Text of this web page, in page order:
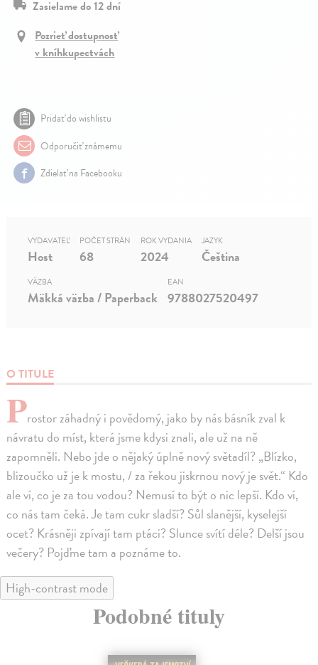
Zasielame do 12 dní
Pozrieť dostupnosť
v kníhkupectvách
Pridať do wishlistu
Odporučiť známemu
Zdielať na Facebooku
O TITULE
Prostor záhadný i povědomý, jako by nás básník zval k
návratu do míst, která jsme kdysi znali, ale už na ně
zapomněli. Nebo jde o nějaký úplně nový světadíl? „Blízko,
blizoučko už je k mostu, / za řekou jiskrnou nový je svět.“ Kdo
ale ví, co je za tou vodou? Nemusí to být o nic lepší. Kdo ví,
co nás tam čeká. Je tam cukr sladší? Sůl slanější, kyselejší
ocet? Krásněji zpívají tam ptáci? Slunce svítí déle? Delší jsou
večery? Pojďme tam a poznáme to.
VYDAVATEĽ
Host
POČET STRÁN
68
ROK VYDANIA
2024
JAZYK
Čeština
VÄZBA
Mäkká väzba / Paperback
EAN
9788027520497
High-contrast mode
Podobné tituly